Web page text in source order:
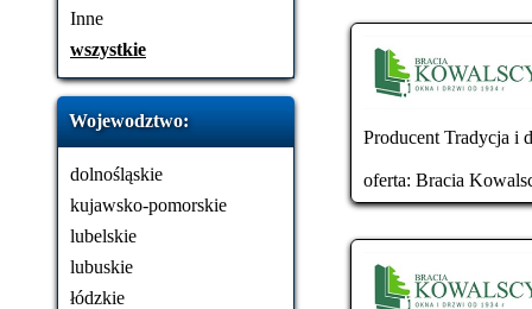
Inne
wszystkie
Wojewodztwo:
dolnośląskie
kujawsko-pomorskie
lubelskie
lubuskie
łódzkie
Producent Tradycja i
oferta: Bracia